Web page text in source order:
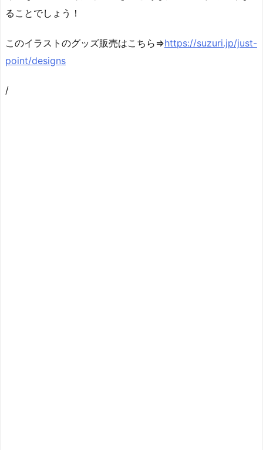
ることでしょう！
このイラストのグッズ販売はこちら⇒https://suzuri.jp/just-
point/designs
/